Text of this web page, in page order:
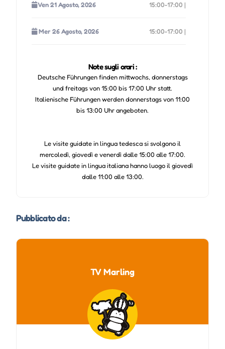
Ven 21 Agosto, 2026 15:00-17:00 |
Mer 26 Agosto, 2026 15:00-17:00 |
Ven 28 Agosto, 2026 15:00-17:00 |
Mer 02 Settembre, 2026
Ven 04 Settembre, 2026 15:00-17:00 |
Gio 10 Settembre, 2026
Mer 16 Settembre, 2026
Gio 17 Settembre, 2026
Ven 18 Settembre, 2026 15:00-17:00 |
Note sugli orari :
Deutsche Führungen finden mittwochs, donnerstags
und freitags von 15:00 bis 17:00 Uhr statt.
Italienische Führungen werden donnerstags von 11:00
bis 13:00 Uhr angeboten.
Le visite guidate in lingua tedesca si svolgono il
mercoledì, giovedì e venerdì dalle 15:00 alle 17:00.
Le visite guidate in lingua italiana hanno luogo il giovedì
dalle 11:00 alle 13:00.
Pubblicato da :
TV Marling